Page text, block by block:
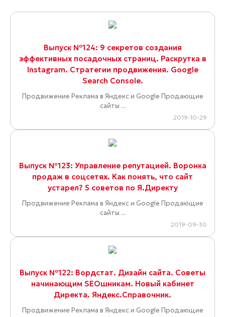
Выпуск №124: 9 секретов создания
эффективных посадочных страниц. Раскрутка в
Instagram. Стратегии продвижения. Google
Search Console.
Продвижение Реклама в Яндекс и Google Продающие
сайты ...
2019-10-29
Выпуск №123: Управление репутацией. Воронка
продаж в соцсетях. Как понять, что сайт
устарел? 5 советов по Я.Директу
Продвижение Реклама в Яндекс и Google Продающие
сайты ...
2019-09-30
Выпуск №122: Вордстат. Дизайн сайта. Советы
начинающим SEOшникам. Новый кабинет
Директа. Яндекс.Справочник.
Продвижение Реклама в Яндекс и Google Продающие